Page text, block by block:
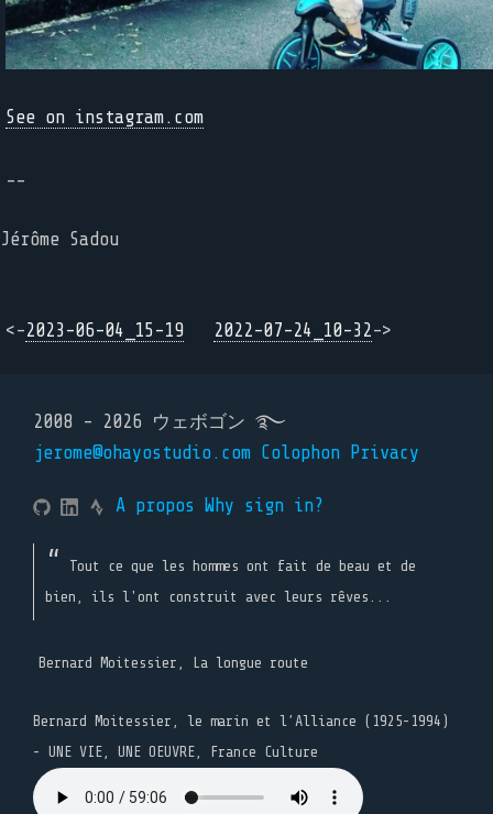
See on instagram.com
--
Jérôme Sadou
<-2023-06-04_15-19 2022-07-24_10-32->
2008 - 2026 ウェボゴン ࿐
jerome@ohayostudio.com Colophon Privacy
A propos Why sign in?
Tout ce que les hommes ont fait de beau et de
bien, ils l'ont construit avec leurs rêves...
Bernard Moitessier, La longue route
Bernard Moitessier, le marin et l’Alliance (1925-1994)
- UNE VIE, UNE OEUVRE, France Culture